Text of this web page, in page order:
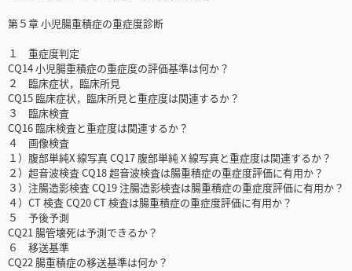
第５章 小児腸重積症の重症度診断
１ 重症度判定
CQ14 小児腸重積症の重症度の評価基準は何か？
２ 臨床症状，臨床所見
CQ15 臨床症状，臨床所見と重症度は関連するか？
３ 臨床検査
CQ16 臨床検査と重症度は関連するか？
４ 画像検査
１）腹部単純X 線写真 CQ17 腹部単純 X 線写真と重症度は関連するか？
２）超音波検査 CQ18 超音波検査は腸重積症の重症度評価に有用か？
３）注腸造影検査 CQ19 注腸造影検査は腸重積症の重症度評価に有用か？
４）CT 検査 CQ20 CT 検査は腸重積症の重症度評価に有用か？
５ 予後予測
CQ21 腸管壊死は予測できるか？
６ 移送基準
CQ22 腸重積症の移送基準は何か？